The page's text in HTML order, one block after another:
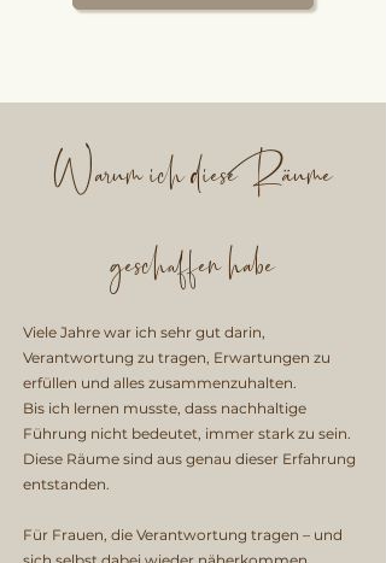
Warum ich diese Räume
geschaffen habe
Viele Jahre war ich sehr gut darin,
Verantwortung zu tragen, Erwartungen zu
erfüllen und alles zusammenzuhalten.
Bis ich lernen musste, dass nachhaltige
Führung nicht bedeutet, immer stark zu sein.
Diese Räume sind aus genau dieser Erfahrung
entstanden.
Für Frauen, die Verantwortung tragen – und